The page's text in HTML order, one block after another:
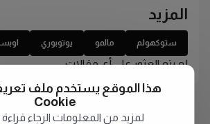
المزيد
ستوكهولم مالمو يوتوبوري
لم يتم العثور على أي مقالات
هذا الموقع يستخدم ملف
Cookie
لمزيد من المعلومات الرجاء قراءة